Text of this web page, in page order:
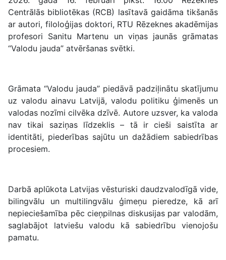
Centrālās bibliotēkas (RCB) lasītavā gaidāma tikšanās
ar autori, filoloģijas doktori, RTU Rēzeknes akadēmijas
profesori Sanitu Martenu un viņas jaunās grāmatas
“Valodu jauda” atvēršanas svētki.
Grāmata “Valodu jauda” piedāvā padziļinātu skatījumu
uz valodu ainavu Latvijā, valodu politiku ģimenēs un
valodas nozīmi cilvēka dzīvē. Autore uzsver, ka valoda
nav tikai saziņas līdzeklis – tā ir cieši saistīta ar
identitāti, piederības sajūtu un dažādiem sabiedrības
procesiem.
Darbā aplūkota Latvijas vēsturiski daudzvalodīgā vide,
bilingvālu un multilingvālu ģimeņu pieredze, kā arī
nepieciešamība pēc cieņpilnas diskusijas par valodām,
saglabājot latviešu valodu kā sabiedrību vienojošu
pamatu.